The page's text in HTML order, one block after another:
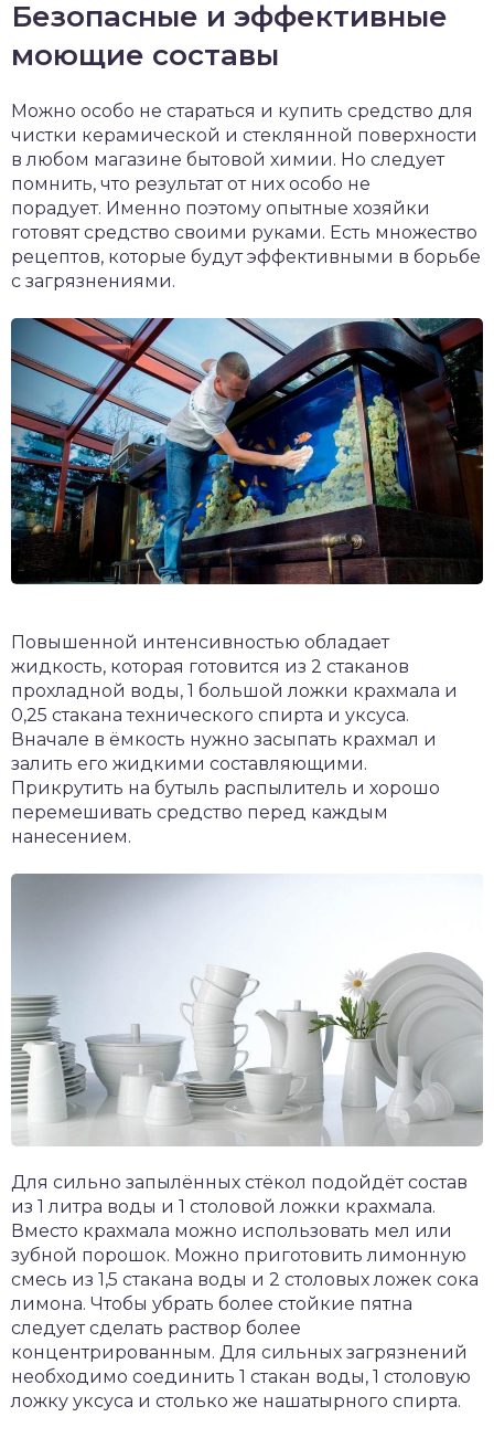
Безопасные и эффективные
моющие составы
Можно особо не стараться и купить средство для
чистки керамической и стеклянной поверхности
в любом магазине бытовой химии. Но следует
помнить, что результат от них особо не
порадует. Именно поэтому опытные хозяйки
готовят средство своими руками. Есть множество
рецептов, которые будут эффективными в борьбе
с загрязнениями.
Повышенной интенсивностью обладает
жидкость, которая готовится из 2 стаканов
прохладной воды, 1 большой ложки крахмала и
0,25 стакана технического спирта и уксуса.
Вначале в ёмкость нужно засыпать крахмал и
залить его жидкими составляющими.
Прикрутить на бутыль распылитель и хорошо
перемешивать средство перед каждым
нанесением.
Для сильно запылённых стёкол подойдёт состав
из 1 литра воды и 1 столовой ложки крахмала.
Вместо крахмала можно использовать мел или
зубной порошок. Можно приготовить лимонную
смесь из 1,5 стакана воды и 2 столовых ложек сока
лимона. Чтобы убрать более стойкие пятна
следует сделать раствор более
концентрированным. Для сильных загрязнений
необходимо соединить 1 стакан воды, 1 столовую
ложку уксуса и столько же нашатырного спирта.